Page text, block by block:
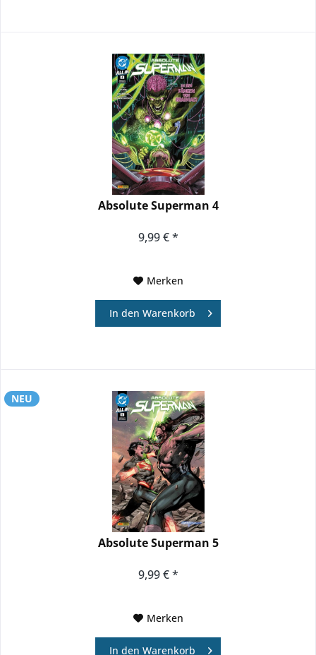
Absolute Superman 4
9,99 € *
Merken
In den Warenkorb
NEU
Absolute Superman 5
9,99 € *
Merken
In den Warenkorb